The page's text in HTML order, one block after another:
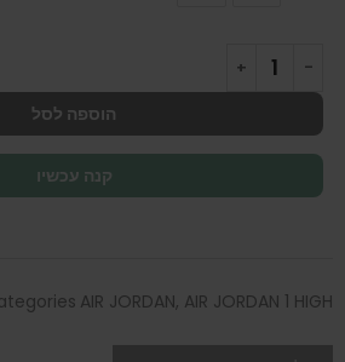
הוספה לסל
קנה עכשיו
AIR JORDAN, AIR JORDAN 1 HIGH